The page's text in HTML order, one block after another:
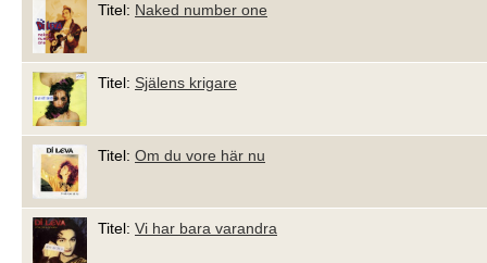
Titel: Naked number one
Titel: Själens krigare
Titel: Om du vore här nu
Titel: Vi har bara varandra